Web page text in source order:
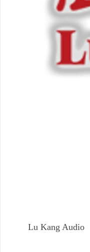
Lu Kang Audio